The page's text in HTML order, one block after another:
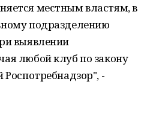
местным властям, в
подразделению
выявлении
любой клуб по закону
Роспотребнадзор", -